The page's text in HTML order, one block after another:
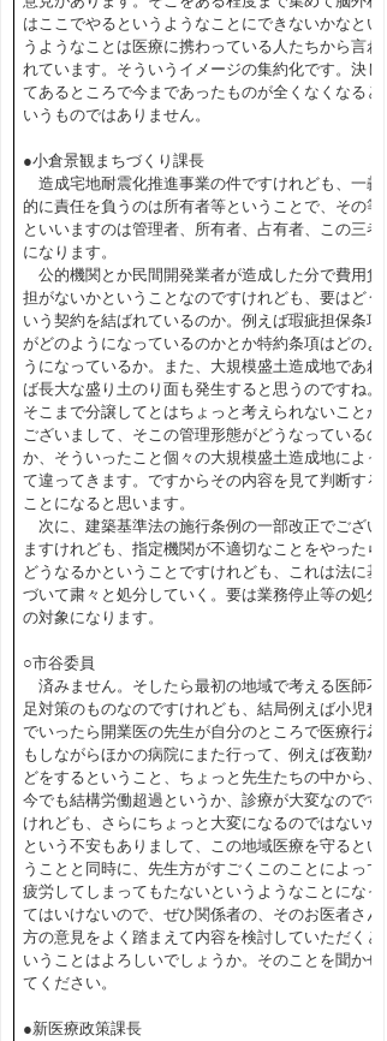
はここでやるというようなことにできないかなとい
うようなことは医療に携わっている人たちから言わ
れています。そういうイメージの集約化です。決し
てあるところで今まであったものが全くなくなると
いうものではありません。
●小倉景観まちづくり課長
造成宅地耐震化推進事業の件ですけれども、一義
的に責任を負うのは所有者等ということで、その等
といいますのは管理者、所有者、占有者、この三者
になります。
公的機関とか民間開発業者が造成した分で費用負
担がないかということなのですけれども、要はどう
いう契約を結ばれているのか。例えば瑕疵担保条項
がどのようになっているのかとか特約条項はどのよ
うになっているか。また、大規模盛土造成地であれ
ば長大な盛り土のり面も発生すると思うのですね。
そこまで分譲してとはちょっと考えられないことが
ございまして、そこの管理形態がどうなっているの
か、そういったこと個々の大規模盛土造成地によっ
て違ってきます。ですからその内容を見て判断する
ことになると思います。
次に、建築基準法の施行条例の一部改正でござい
ますけれども、指定機関が不適切なことをやったら
どうなるかということですけれども、これは法に基
づいて粛々と処分していく。要は業務停止等の処分
の対象になります。
○市谷委員
済みません。そしたら最初の地域で考える医師不
足対策のものなのですけれども、結局例えば小児科
でいったら開業医の先生が自分のところで医療行為
もしながらほかの病院にまた行って、例えば夜勤な
どをするということ、ちょっと先生たちの中から、
今でも結構労働超過というか、診療が大変なのです
けれども、さらにちょっと大変になるのではないか
という不安もありまして、この地域医療を守るとい
うことと同時に、先生方がすごくこのことによって
疲労してしまってもたないというようなことになっ
てはいけないので、ぜひ関係者の、そのお医者さん
方の意見をよく踏まえて内容を検討していただくと
いうことはよろしいでしょうか。そのことを聞かせ
てください。
●新医療政策課長